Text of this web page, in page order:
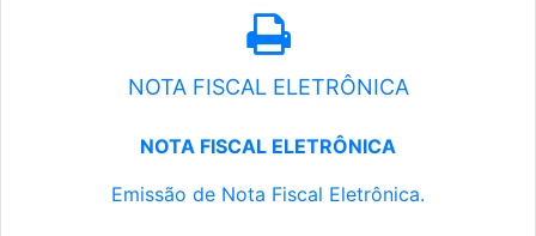
NOTA FISCAL ELETRÔNICA
NOTA FISCAL ELETRÔNICA
Emissão de Nota Fiscal Eletrônica.